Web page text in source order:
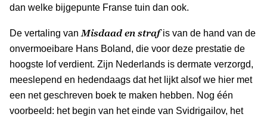
dan welke bijgepunte Franse tuin dan ook.
De vertaling van Misdaad en strafis van de hand van de
onvermoeibare Hans Boland, die voor deze prestatie de
hoogste lof verdient. Zijn Nederlands is dermate verzorgd,
meeslepend en hedendaags dat het lijkt alsof we hier met
een net geschreven boek te maken hebben. Nog één
voorbeeld: het begin van het einde van Svidrigailov, het